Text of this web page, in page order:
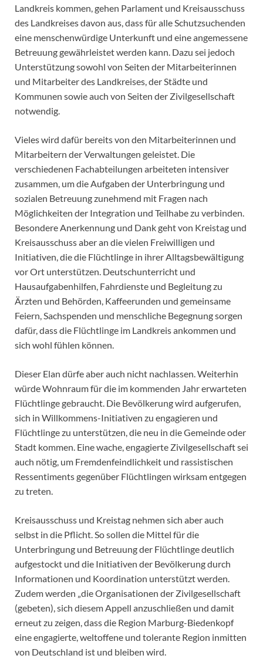
Landkreis kommen, gehen Parlament und Kreisausschuss
des Landkreises davon aus, dass für alle Schutzsuchenden
eine menschenwürdige Unterkunft und eine angemessene
Betreuung gewährleistet werden kann. Dazu sei jedoch
Unterstützung sowohl von Seiten der Mitarbeiterinnen
und Mitarbeiter des Landkreises, der Städte und
Kommunen sowie auch von Seiten der Zivilgesellschaft
notwendig.
Vieles wird dafür bereits von den Mitarbeiterinnen und
Mitarbeitern der Verwaltungen geleistet. Die
verschiedenen Fachabteilungen arbeiteten intensiver
zusammen, um die Aufgaben der Unterbringung und
sozialen Betreuung zunehmend mit Fragen nach
Möglichkeiten der Integration und Teilhabe zu verbinden.
Besondere Anerkennung und Dank geht von Kreistag und
Kreisausschuss aber an die vielen Freiwilligen und
Initiativen, die die Flüchtlinge in ihrer Alltagsbewältigung
vor Ort unterstützen. Deutschunterricht und
Hausaufgabenhilfen, Fahrdienste und Begleitung zu
Ärzten und Behörden, Kaffeerunden und gemeinsame
Feiern, Sachspenden und menschliche Begegnung sorgen
dafür, dass die Flüchtlinge im Landkreis ankommen und
sich wohl fühlen können.
Dieser Elan dürfe aber auch nicht nachlassen. Weiterhin
würde Wohnraum für die im kommenden Jahr erwarteten
Flüchtlinge gebraucht. Die Bevölkerung wird aufgerufen,
sich in Willkommens-Initiativen zu engagieren und
Flüchtlinge zu unterstützen, die neu in die Gemeinde oder
Stadt kommen. Eine wache, engagierte Zivilgesellschaft sei
auch nötig, um Fremdenfeindlichkeit und rassistischen
Ressentiments gegenüber Flüchtlingen wirksam entgegen
zu treten.
Kreisausschuss und Kreistag nehmen sich aber auch
selbst in die Pflicht. So sollen die Mittel für die
Unterbringung und Betreuung der Flüchtlinge deutlich
aufgestockt und die Initiativen der Bevölkerung durch
Informationen und Koordination unterstützt werden.
Zudem werden „die Organisationen der Zivilgesellschaft
(gebeten), sich diesem Appell anzuschließen und damit
erneut zu zeigen, dass die Region Marburg-Biedenkopf
eine engagierte, weltoffene und tolerante Region inmitten
von Deutschland ist und bleiben wird.